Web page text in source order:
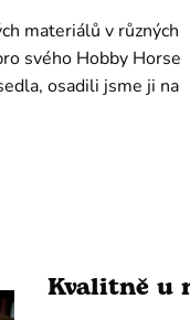
materiálů v různých
svého Hobby Horse
osadili jsme ji na
Kvalitně u